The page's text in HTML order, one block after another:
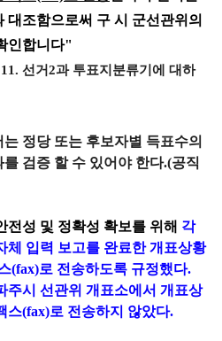
대조함으로써 구 시 군선관위의
인합니다"
선거2과 투표지분류기에 대하
정당 또는 후보자별 득표수의
검증 할 수 있어야 한다.(공직
전성 및 정확성 확보를 위해 각
체 입력 보고를 완료한 개표상황
(fax)로 전송하도록 규정했다.
주시 선관위 개표소에서 개표상
스(fax)로 전송하지 않았다.